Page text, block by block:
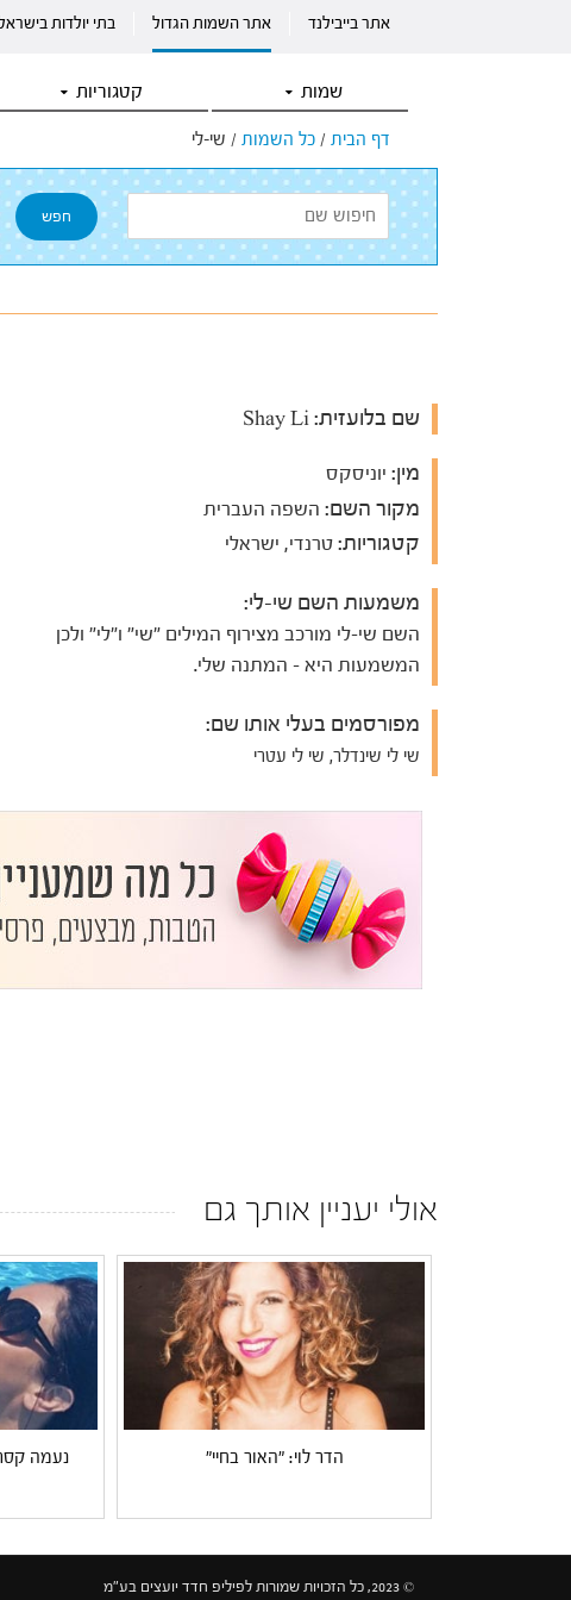
אתר בייבילנד אתר השמות הגדול בתי יולדות
שמות קטגוריות
דף הבית / כל השמות / שי-לי
שם בלועזית:
מין: יוניסקס
מקור השם: השפה העברית
קטגוריות: טרנדי, ישראלי
משמעות השם שי-לי:
השם שי-לי מורכב מצירוף המילים "שי" ו"לי" ולכן
המשמעות היא - המתנה שלי.
מפורסמים בעלי אותו שם:
שי לי שינדלר, שי לי עטרי
אולי יעניין אותך גם
הדר לוי: "האור בחיי" נעמה
© 2023, כל הזכויות שמורות לפיליפ חדד יועצים בע"מ